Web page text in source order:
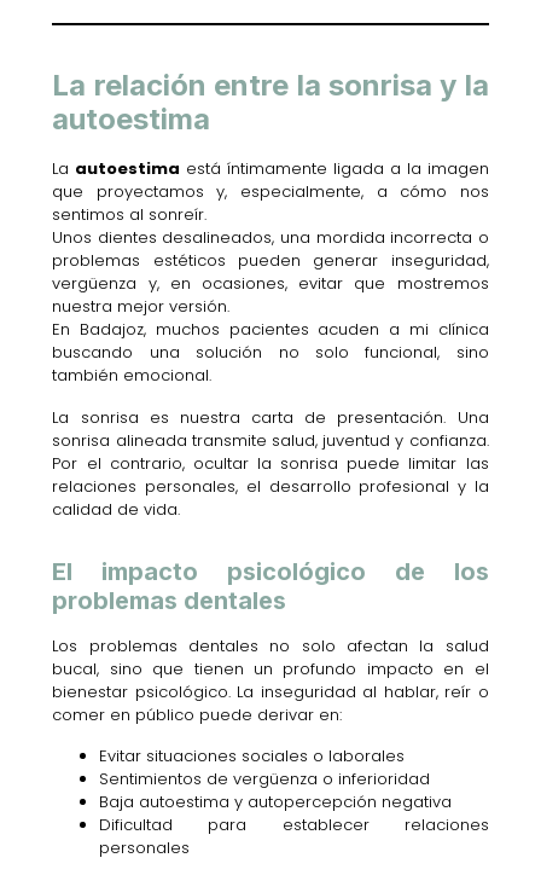
La relación entre la sonrisa y la
autoestima
La autoestima está íntimamente ligada a la imagen
que proyectamos y, especialmente, a cómo nos
sentimos al sonreír.
Unos dientes desalineados, una mordida incorrecta o
problemas estéticos pueden generar inseguridad,
vergüenza y, en ocasiones, evitar que mostremos
nuestra mejor versión.
En Badajoz, muchos pacientes acuden a mi clínica
buscando una solución no solo funcional, sino
también emocional.
La sonrisa es nuestra carta de presentación. Una
sonrisa alineada transmite salud, juventud y confianza.
Por el contrario, ocultar la sonrisa puede limitar las
relaciones personales, el desarrollo profesional y la
calidad de vida.
El impacto psicológico de los
problemas dentales
Los problemas dentales no solo afectan la salud
bucal, sino que tienen un profundo impacto en el
bienestar psicológico. La inseguridad al hablar, reír o
comer en público puede derivar en:
Evitar situaciones sociales o laborales
Sentimientos de vergüenza o inferioridad
Baja autoestima y autopercepción negativa
Dificultad para establecer relaciones
personales